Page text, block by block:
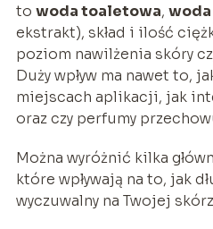
to woda toaletowa,
ekstrakt), skład i ilość
poziom nawilżenia skóry
Duży wpływ ma nawet to,
miejscach aplikacji, jak
oraz czy perfumy
Można wyróżnić kilka
które wpływają na to, jak
wyczuwalny na Twojej